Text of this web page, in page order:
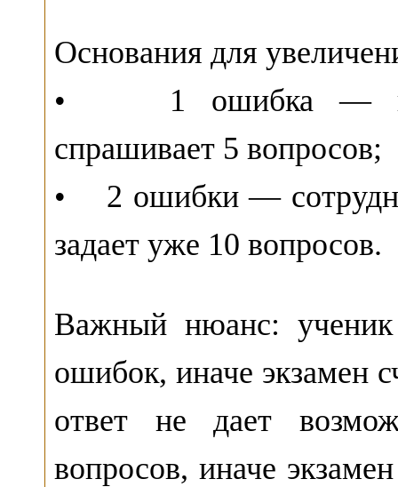
Основания для
• 1 ошибка —
спрашивает 5 вопросов;
• 2 ошибки —
задает уже 10 вопросов.
Важный нюанс:
ошибок, иначе экзамен
ответ не дает
вопросов, иначе